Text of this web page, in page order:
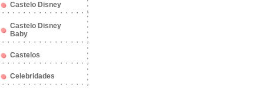
Castelo Disney
Castelo Disney
Baby
Castelos
Celebridades